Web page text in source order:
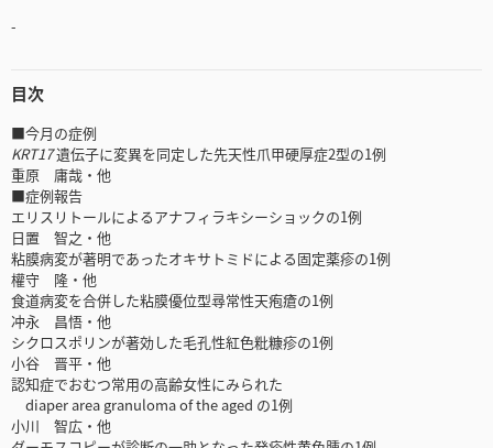
-
目次
■今月の症例
KRT17遺伝子に変異を同定した先天性爪甲硬厚症2型の1例
重原 庸哉・他
■症例報告
エリスリトールによるアナフィラキシーショックの1例
日置 智之・他
粘膜病変が著明であったオキサトミドによる固定薬疹の1例
權守 隆・他
食道病変を合併した粘膜優位型尋常性天疱瘡の1例
冲永 昌悟・他
シクロスポリンが著効した毛孔性紅色粃糠疹の1例
小谷 晋平・他
認知症でおむつ常用の高齢女性にみられた
diaper area granuloma of the aged の1例
小川 智広・他